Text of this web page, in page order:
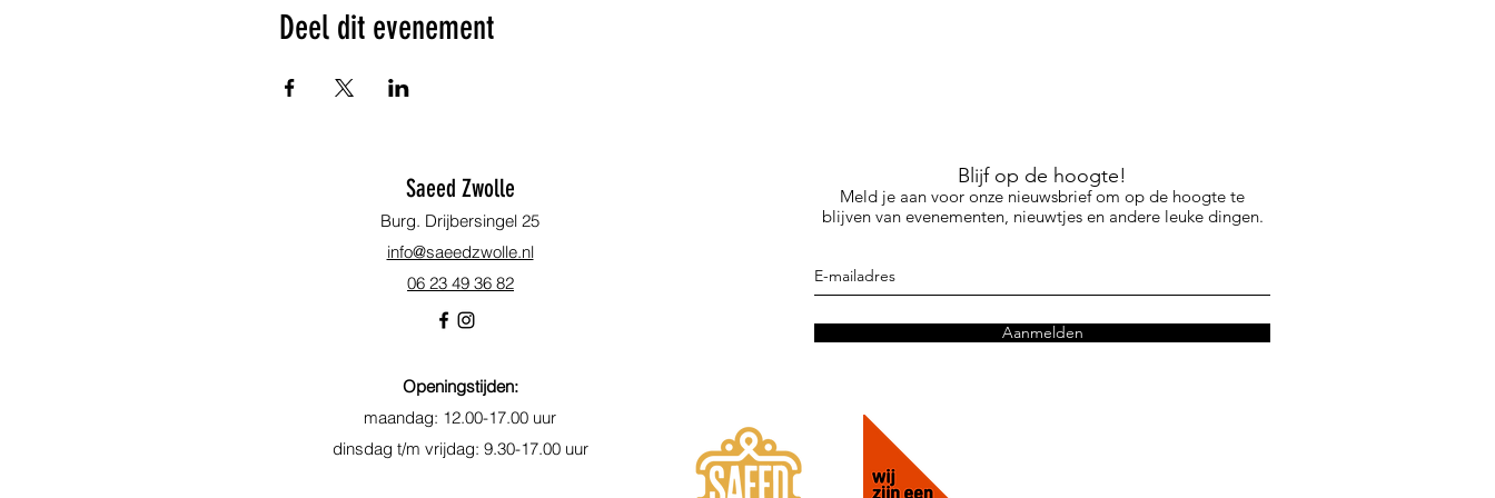
Deel dit evenement
Saeed Zwolle
Burg. Drijbersingel 25
info@saeedzwolle.nl
06 23 49 36 82
Blijf op de hoogte!
Meld je aan voor onze nieuwsbrief om op de hoogte te
blijven van evenementen, nieuwtjes en andere leuke dingen.
Aanmelden
Openingstijden:
maandag: 12.00-17.00 uur
dinsdag t/m vrijdag: 9.30-17.00 uur